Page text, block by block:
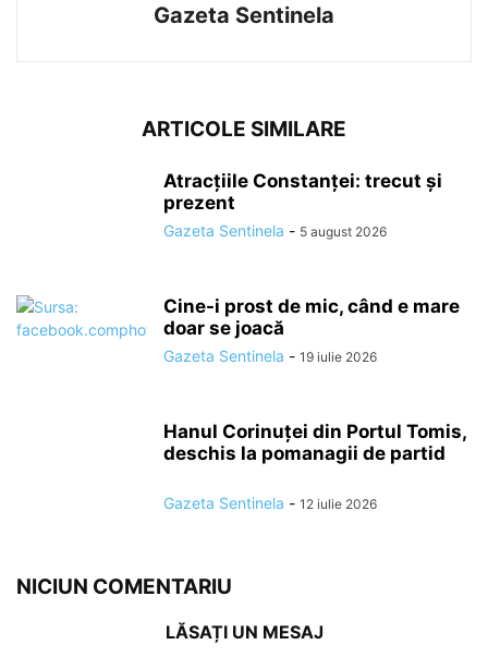
Gazeta Sentinela
ARTICOLE SIMILARE
Atracțiile Constanței: trecut și
prezent
Gazeta Sentinela - 5 august 2026
Cine-i prost de mic, când e mare
doar se joacă
Gazeta Sentinela - 19 iulie 2026
Hanul Corinuței din Portul Tomis,
deschis la pomanagii de partid
Gazeta Sentinela - 12 iulie 2026
NICIUN COMENTARIU
LĂSAȚI UN MESAJ